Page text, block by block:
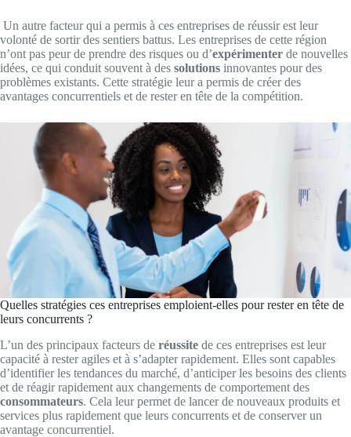
Un autre facteur qui a permis à ces entreprises de réussir est leur
volonté de sortir des sentiers battus. Les entreprises de cette région
n’ont pas peur de prendre des risques ou d’expérimenter de nouvelles
idées, ce qui conduit souvent à des solutions innovantes pour des
problèmes existants. Cette stratégie leur a permis de créer des
avantages concurrentiels et de rester en tête de la compétition.
Quelles stratégies ces entreprises emploient-elles pour rester en tête de
leurs concurrents ?
L’un des principaux facteurs de réussite de ces entreprises est leur
capacité à rester agiles et à s’adapter rapidement. Elles sont capables
d’identifier les tendances du marché, d’anticiper les besoins des clients
et de réagir rapidement aux changements de comportement des
consommateurs. Cela leur permet de lancer de nouveaux produits et
services plus rapidement que leurs concurrents et de conserver un
avantage concurrentiel.